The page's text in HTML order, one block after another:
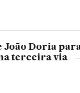
João Doria
terceira via